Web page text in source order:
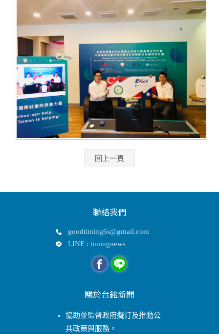
回上一頁
聯絡我們
goodtiming6s@gmail.com
LINE : timingnews
關於台銘新聞
協助並監督政府擬訂及推動公
共政策與服務。